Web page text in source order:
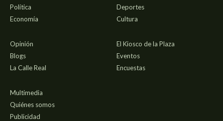
Política
Economía
Deportes
Cultura
Opinión
Blogs
La Calle Real
El Kiosco de la Plaza
Eventos
Encuestas
Multimedia
Quiénes somos
Publicidad